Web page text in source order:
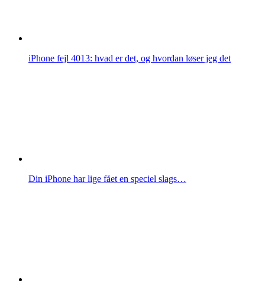
iPhone fejl 4013: hvad er det, og hvordan løser jeg det
Din iPhone har lige fået en speciel slags…